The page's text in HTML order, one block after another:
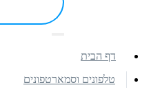
דף הבית
טלפונים וסמארטפונים